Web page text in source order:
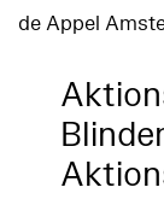
de Appel